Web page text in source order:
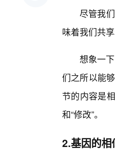
尽管我
味着我们共
想象一
们之所以能
节的内容是
和“修改”。
2.基因的